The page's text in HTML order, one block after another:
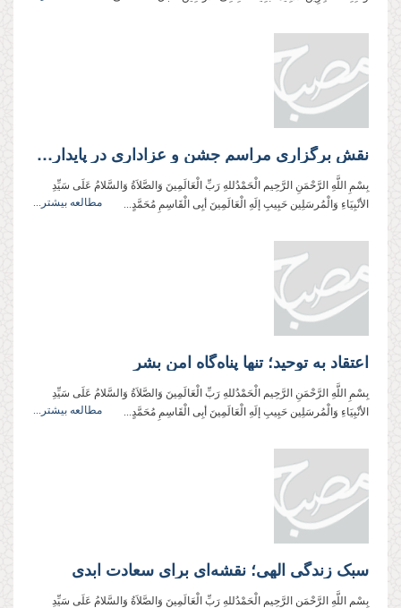
نقش برگزاری مراسم جشن و عزاداری در پایداری باورها
بِسْمِ اللَّهِ الرَّحْمَنِ الرَّحِیم الْحَمْدُللهِ رَبِّ الْعَالَمِینَ وَالصَّلاَةُ وَالسَّلامُ عَلَی سَیِّدِ
الأنْبِیَاءِ وَالْمُرسَلِین حَبِیبِ إلَهِ الْعَالَمِینَ أبِی الْقَاسِمِ مُحَمَّدٍ...
مطالعه بیشتر...
اعتقاد به توحید؛ تنها پناه‌گاه امن بشر
بِسْمِ اللَّهِ الرَّحْمَنِ الرَّحِیم الْحَمْدُللهِ رَبِّ الْعَالَمِینَ وَالصَّلاَةُ وَالسَّلامُ عَلَی سَیِّدِ
الأنْبِیَاءِ وَالْمُرسَلِین حَبِیبِ إلَهِ الْعَالَمِینَ أبِی الْقَاسِمِ مُحَمَّدٍ...
مطالعه بیشتر...
سبک زندگی الهی؛ نقشه‌ای برای سعادت ابدی
بِسْمِ اللَّهِ الرَّحْمَنِ الرَّحِیم الْحَمْدُللهِ رَبِّ الْعَالَمِینَ وَالصَّلاَةُ وَالسَّلامُ عَلَی سَیِّدِ